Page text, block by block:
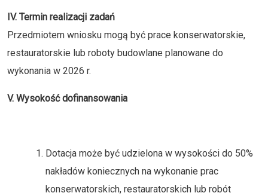
IV. Termin realizacji zadań
Przedmiotem wniosku mogą być prace konserwatorskie,
restauratorskie lub roboty budowlane planowane do
wykonania w 2026 r.
V. Wysokość dofinansowania
Dotacja może być udzielona w wysokości do 50%
nakładów koniecznych na wykonanie prac
konserwatorskich, restauratorskich lub robót